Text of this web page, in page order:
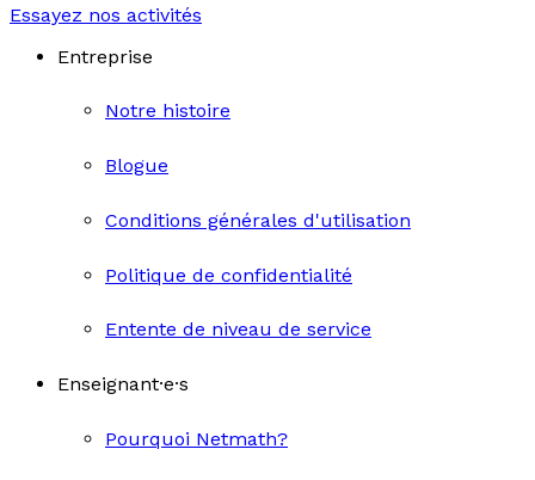
Essayez nos activités
Entreprise
Notre histoire
Blogue
Conditions générales d'utilisation
Politique de confidentialité
Entente de niveau de service
Enseignant·e·s
Pourquoi Netmath?